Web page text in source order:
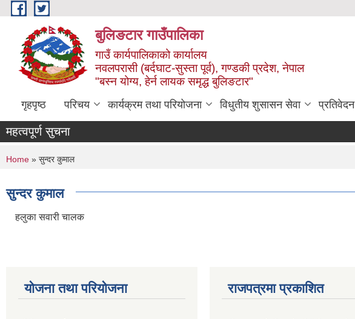
Skip to main content
बुलिङटार गाउँपालिका
गाउँ कार्यपालिकाको कार्यालय
नवलपरासी (बर्दघाट-सुस्ता पूर्व), गण्डकी प्रदेश, नेपाल
"बस्न योग्य, हेर्न लायक समृद्ध बुलिङटार"
गृहपृष्ठ परिचय कार्यक्रम तथा परियोजना विधुतीय शुसासन सेवा प्रतिवेदन
महत्वपूर्ण सुचना
You are here
Home » सुन्दर कुमाल
सुन्दर कुमाल
हलुका सवारी चालक
योजना तथा परियोजना राजपत्रमा प्रकाशित